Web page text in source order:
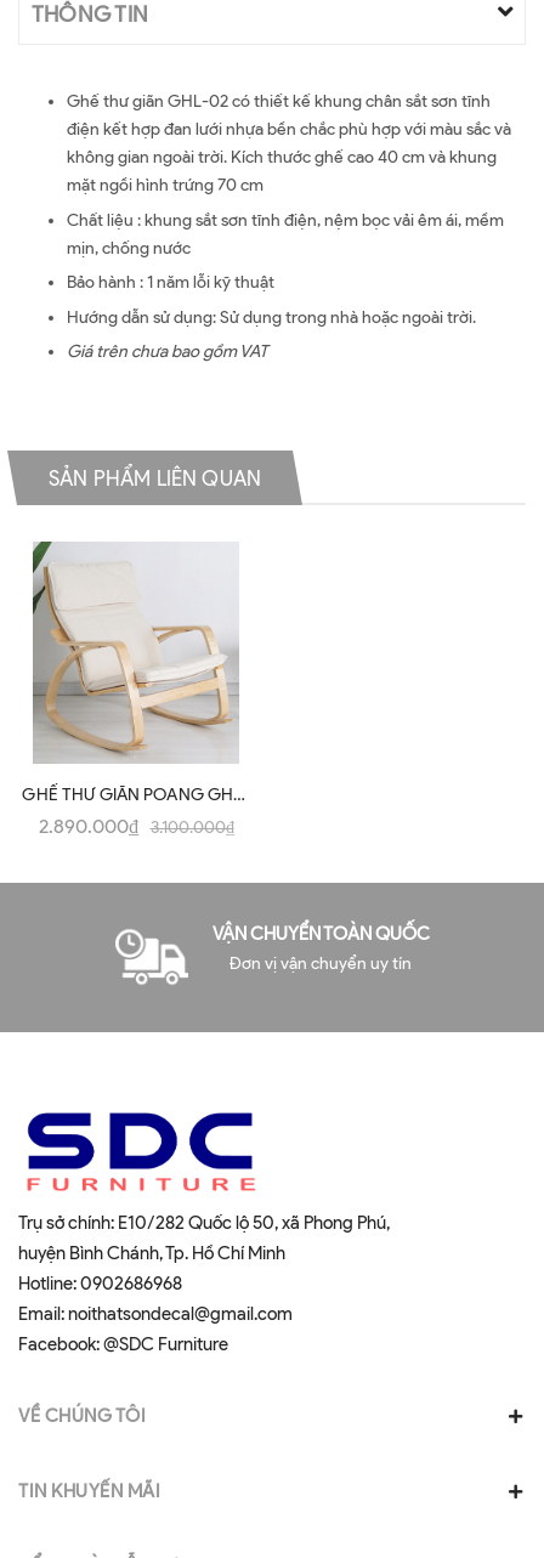
THÔNG TIN
Ghế thư giãn GHL-02 có thiết kế khung chân sắt sơn tĩnh
điện kết hợp đan lưới nhựa bền chắc phù hợp với màu sắc và
không gian ngoài trời. Kích thước ghế cao 40 cm và khung
mặt ngồi hình trứng 70 cm
Chất liệu : khung sắt sơn tĩnh điện, nệm bọc vải êm ái, mềm
mịn, chống nước
Bảo hành : 1 năm lỗi kỹ thuật
Hướng dẫn sử dụng: Sử dụng trong nhà hoặc ngoài trời.
Giá trên chưa bao gồm VAT
SẢN PHẨM LIÊN QUAN
GHẾ THƯ GIÃN POANG GHL-
01
2.890.000₫ 3.100.000₫
VẬN CHUYỂN TOÀN QUỐC
Đơn vị vận chuyển uy tín
Trụ sở chính: E10/282 Quốc lộ 50, xã Phong Phú,
huyện Bình Chánh, Tp. Hồ Chí Minh
Hotline:0902686968
Email:noithatsondecal@gmail.com
Facebook:@SDC Furniture
VỀ CHÚNG TÔI
TIN KHUYẾN MÃI